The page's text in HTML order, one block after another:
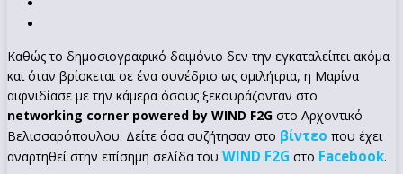
Καθώς το δημοσιογραφικό δαιμόνιο δεν την εγκαταλείπει ακόμα
και όταν βρίσκεται σε ένα συνέδριο ως ομιλήτρια, η Μαρίνα
αιφνιδίασε με την κάμερα όσους ξεκουράζονταν στο
networking corner powered by WIND F2G στο Αρχοντικό
Βελισσαρόπουλου. Δείτε όσα συζήτησαν στο βίντεο που έχει
αναρτηθεί στην επίσημη σελίδα του WIND F2G στο Facebook.